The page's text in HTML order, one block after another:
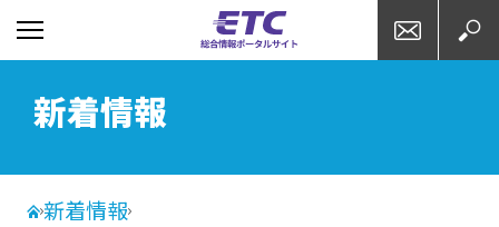
新着情報
新着情報